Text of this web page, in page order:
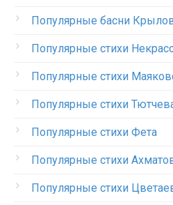
Популярные басни
Популярные стихи
Популярные стихи
Популярные стихи
Популярные стихи Фета
Популярные стихи
Популярные стихи